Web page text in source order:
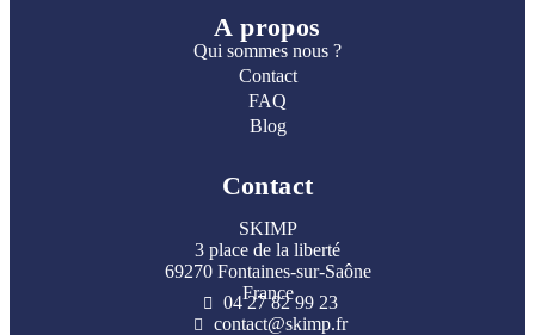
A propos
Qui sommes nous ?
Contact
FAQ
Blog
Contact
SKIMP
3 place de la liberté
69270 Fontaines-sur-Saône
France
04 27 82 99 23
contact@skimp.fr